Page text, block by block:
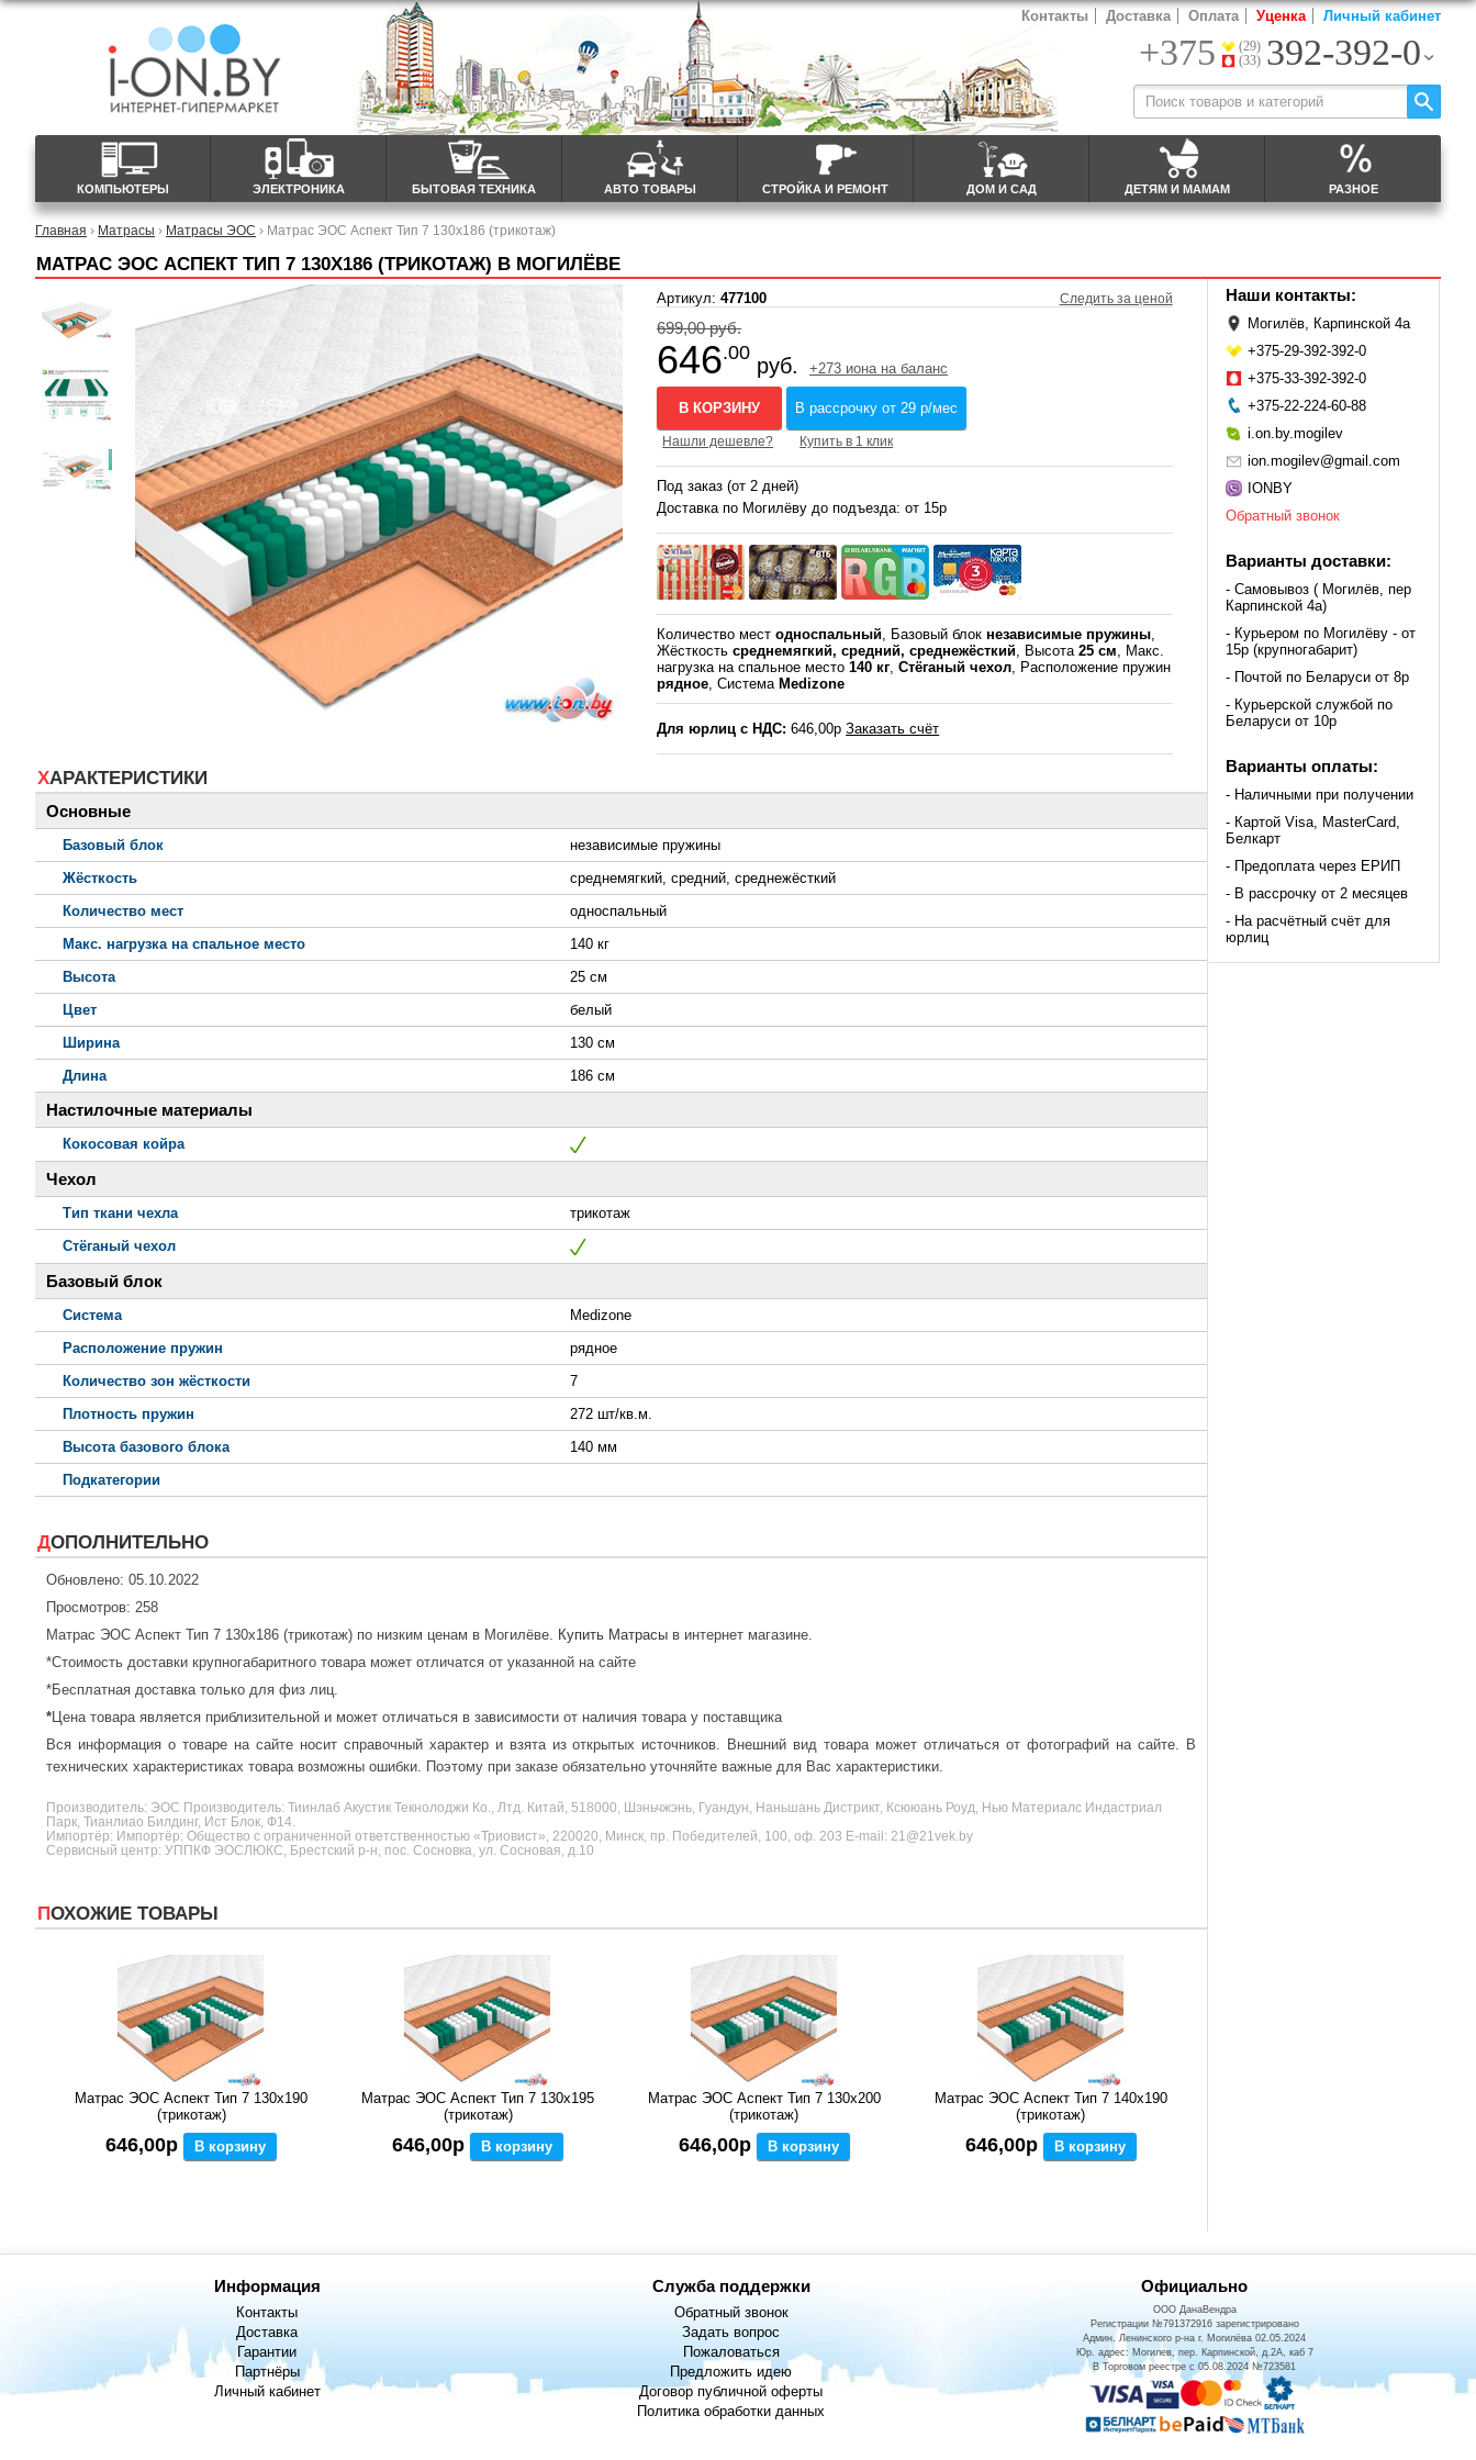
КОМПЬЮТЕРЫ ЭЛЕКТРОНИКА БЫТОВАЯ ТЕХНИКА АВТО ТОВАРЫ СТРОЙКА И РЕМОНТ ДОМ И САД ДЕТЯМ И МАМАМ РАЗНОЕ
Контакты Доставка Оплата Уценка Личный кабинет
+375
(29)
(33) 392-392-0
Главная › Матрасы › Матрасы ЭОС › Матрас ЭОС Аспект Тип 7 130x186 (трикотаж)
МАТРАС ЭОС АСПЕКТ ТИП 7 130X186 (ТРИКОТАЖ) В МОГИЛЁВЕ
Артикул:477100 Следить за ценой
699,00 руб.
646.00
руб. +273 иона на баланс
В КОРЗИНУ В рассрочку от 29 р/мес
Нашли дешевле? Купить в 1 клик
Под заказ (от 2 дней)
Доставка по Могилёву до подъезда: от 15р
Количество местодноспальный, Базовый блокнезависимые пружины,
Жёсткостьсреднемягкий, средний, среднежёсткий, Высота25 см, Макс.
нагрузка на спальное место140 кг,Стёганый чехол, Расположение пружин
рядное, Система Medizone
Для юрлиц с НДС: 646,00рЗаказать счёт
ХАРАКТЕРИСТИКИ
Основные
Базовый блок
независимые пружины
Жёсткость
среднемягкий, средний, среднежёсткий
Количество мест
односпальный
Макс. нагрузка на спальное место
140 кг
Высота
25 см
Цвет
белый
Ширина
130 см
Длина
186 см
Настилочные материалы
Кокосовая койра
Чехол
Тип ткани чехла
трикотаж
Стёганый чехол
Базовый блок
Система
Medizone
Расположение пружин
рядное
Количество зон жёсткости
7
Плотность пружин
272 шт/кв.м.
Высота базового блока
140 мм
Подкатегории
ДОПОЛНИТЕЛЬНО
Обновлено: 05.10.2022
Просмотров: 258
Матрас ЭОС Аспект Тип 7 130x186 (трикотаж) по низким ценам в Могилёве. Купить Матрасы в интернет магазине.
*Стоимость доставки крупногабаритного товара может отличатся от указанной на сайте
*Бесплатная доставка только для физ лиц.
*Цена товара является приблизительной и может отличаться в зависимости от наличия товара у поставщика
Вся информация о товаре на сайте носит справочный характер и взята из открытых источников. Внешний вид товара может отличаться от фотографий на сайте. В
технических характеристиках товара возможны ошибки. Поэтому при заказе обязательно уточняйте важные для Вас характеристики.
Производитель: ЭОС Производитель: Тиинлаб Акустик Текнолоджи Ко., Лтд. Китай, 518000, Шэньчжэнь, Гуандун, Наньшань Дистрикт, Ксююань Роуд, Нью Материалс Индастриал
Парк, Тианлиао Билдинг, Ист Блок, Ф14.
Импортёр: Импортёр: Общество с ограниченной ответственностью «Триовист», 220020, Минск, пр. Победителей, 100, оф. 203 E-mail: 21@21vek.by
Сервисный центр: УППКФ ЭОСЛЮКС, Брестский р-н, пос. Сосновка, ул. Сосновая, д.10
ПОХОЖИЕ ТОВАРЫ
Матрас ЭОС Аспект Тип 7 130x190
(трикотаж)
646,00р В корзину
Матрас ЭОС Аспект Тип 7 130x195
(трикотаж)
646,00р В корзину
Матрас ЭОС Аспект Тип 7 130x200
(трикотаж)
646,00р В корзину
Матрас ЭОС Аспект Тип 7 140x190
(трикотаж)
646,00р В корзину
Наши контакты:
Могилёв, Карпинской 4а
+375-29-392-392-0
+375-33-392-392-0
+375-22-224-60-88
i.on.by.mogilev
ion.mogilev@gmail.com
IONBY
Обратный звонок
Варианты доставки:
- Самовывоз ( Могилёв, пер
Карпинской 4а)
- Курьером по Могилёву - от
15р (крупногабарит)
- Почтой по Беларуси от 8р
- Курьерской службой по
Беларуси от 10р
Варианты оплаты:
- Наличными при получении
- Картой Visa, MasterCard,
Белкарт
- Предоплата через ЕРИП
- В рассрочку от 2 месяцев
- На расчётный счёт для
юрлиц
Информация
Контакты
Доставка
Гарантии
Партнёры
Личный кабинет
Служба поддержки
Обратный звонок
Задать вопрос
Пожаловаться
Предложить идею
Договор публичной оферты
Политика обработки данных
Официально
ООО ДанаВендра
Регистрации №791372916 зарегистрировано
Админ. Ленинского р-на г. Могилёва 02.05.2024
Юр. адрес: Могилев, пер. Карпинской, д.2А, каб 7
В Торговом реестре с 05.08.2024 №723581